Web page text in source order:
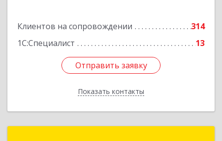
Клиентов на сопровождении
314
1С:Специалист
13
Отправить заявку
Показать контакты
Отправить заявку
Назад